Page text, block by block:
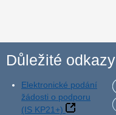
Důležité odkazy
Elektronické podání
žádosti o podporu
(IS KP21+)